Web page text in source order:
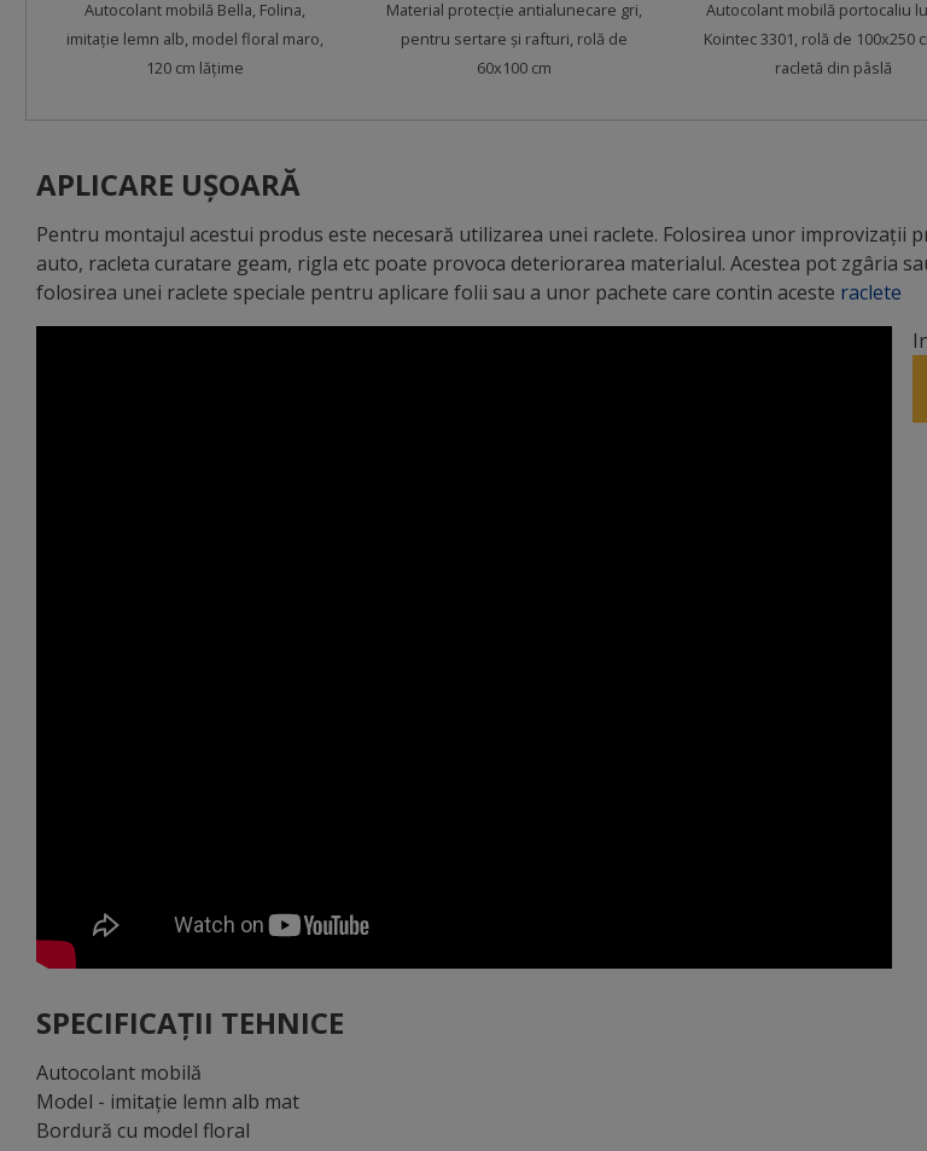
afecteze suprafaţa pe care a fost aplicat. Se desprinde folia de la un colţ/margine şi se trage la un
Autocolant mobilă Bella, Folina,
imitaţie lemn alb, model floral maro,
120 cm lăţime
Material protecţie antialunecare gri,
pentru sertare şi rafturi, rolă de
60x100 cm
Autocolant mobilă portocaliu
Kointec 3301, rolă de 100x250
racletă din pâslă
APLICARE UȘOARĂ
Pentru montajul acestui produs este necesară utilizarea unei raclete. Folosirea unor improvizații
auto, racleta curatare geam, rigla etc poate provoca deteriorarea materialul. Acestea pot zgâria
folosirea unei raclete speciale pentru aplicare folii sau a unor pachete care contin aceste raclete
SPECIFICAȚII TEHNICE
Autocolant mobilă
Model - imitaţie lemn alb mat
Bordură cu model floral